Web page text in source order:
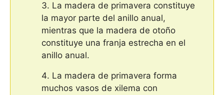
La madera de primavera constituye
la mayor parte del anillo anual,
mientras que la madera de otoño
constituye una franja estrecha en el
anillo anual.
La madera de primavera forma
muchos vasos de xilema con